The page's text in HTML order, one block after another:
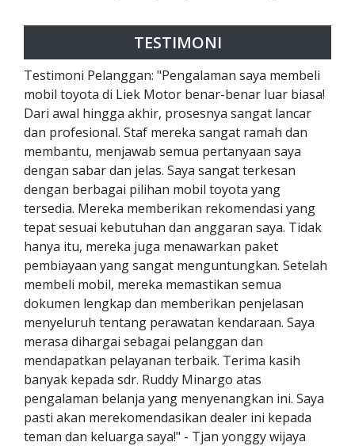
TESTIMONI
Testimoni Pelanggan: "Pengalaman saya membeli
mobil toyota di Liek Motor benar-benar luar biasa!
Dari awal hingga akhir, prosesnya sangat lancar
dan profesional. Staf mereka sangat ramah dan
membantu, menjawab semua pertanyaan saya
dengan sabar dan jelas. Saya sangat terkesan
dengan berbagai pilihan mobil toyota yang
tersedia. Mereka memberikan rekomendasi yang
tepat sesuai kebutuhan dan anggaran saya. Tidak
hanya itu, mereka juga menawarkan paket
pembiayaan yang sangat menguntungkan. Setelah
membeli mobil, mereka memastikan semua
dokumen lengkap dan memberikan penjelasan
menyeluruh tentang perawatan kendaraan. Saya
merasa dihargai sebagai pelanggan dan
mendapatkan pelayanan terbaik. Terima kasih
banyak kepada sdr. Ruddy Minargo atas
pengalaman belanja yang menyenangkan ini. Saya
pasti akan merekomendasikan dealer ini kepada
teman dan keluarga saya!" - Tjan yonggy wijaya